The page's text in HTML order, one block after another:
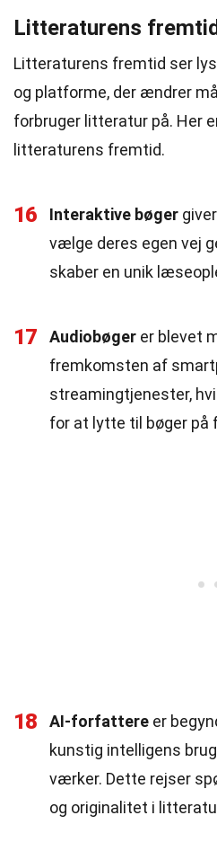
Litteraturens fremtid
Litteraturens fremtid ser
og platforme, der ændrer
forbruger litteratur på. Her
litteraturens fremtid.
16 Interaktive bøger
vælge deres egen vej
skaber en unik
17 Audiobøger er blevet
fremkomsten af
streamingtjenester,
for at lytte til bøger på
18 AI-forfattere er
kunstig intelligens
værker. Dette rejser
og originalitet i